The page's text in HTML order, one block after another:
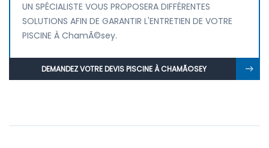
UN SPÉCIALISTE VOUS PROPOSERA DIFFÉRENTES
SOLUTIONS AFIN DE GARANTIR L'ENTRETIEN DE VOTRE
PISCINE À ChamÃ©sey.
DEMANDEZ VOTRE DEVIS PISCINE À CHAMÃ©SEY